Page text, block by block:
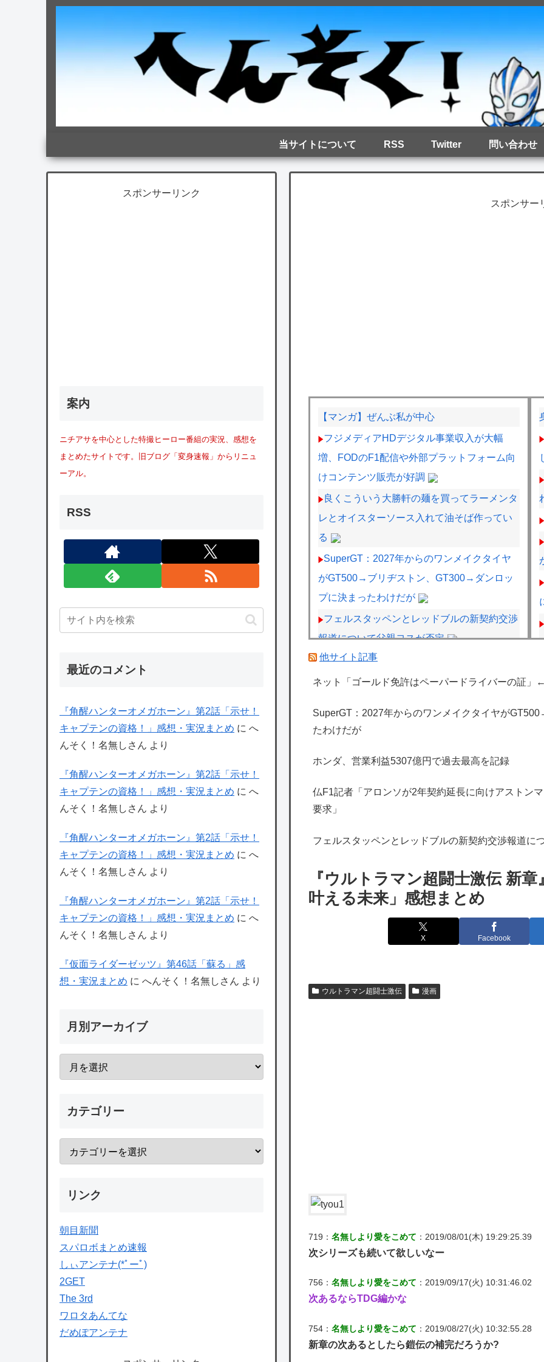
当サイトについて RSS Twitter 問い合わせ
スポンサー
【マンガ】ぜんぶ私が中心
フジメディアHDデジタル事業収入が大幅
増、FODのF1配信や外部プラットフォーム向
けコンテンツ販売が好調
良くこういう大勝軒の麺を買ってラーメンタ
レとオイスターソース入れて油そば作ってい
る
SuperGT：2027年からのワンメイクタイヤ
がGT500→ブリヂストン、GT300→ダンロッ
プに決まったわけだが
フェルスタッペンとレッドブルの新契約交渉
報道について父親ヨスが否定
【正論】X民「真の弱者男性は恋愛ゲームと
かアニメ見てない。本当の闇を見せるね」
【速報】ジャンポケ斎藤、求刑7年で逝く。
【画像】絵師「印刷会社にゴミみたい印刷さ
炎上
出たあの親日経営者に海外が大騒ぎ
の為替介入再びで海外が大騒ぎ
韓国人「実は日本経済を支えて生かしている
のは韓国人である理由がこちら…」→「日本
も感謝してるらしい…（ﾌﾞﾙﾌﾞﾙ」＝韓国の反
海外「日本よ、お前がナンバーワンだ」 熊
本地震直後の日本の対応のスピードに世界が
★【ワートリ】2周目も全員でやる隊と分担
別課題消化時は別として
他サイト記事
ネット「ゴールド免許はペーパードライバーの証」
SuperGT：2027年からのワンメイクタイヤが
たわけだが
ホンダ、営業利益5307億円で過去最高を記録
仏F1記者「アロンソが2年契約延長に向けアストン
要求」
フェルスタッペンとレッドブルの新契約交渉報道に
『ウルトラマン超闘士激伝 新
叶える未来」感想まとめ
X Facebook
ウルトラマン超闘士激伝 漫画
719： 名無しより愛をこめて ：2019/08/01(木) 19:29:25.39
次シリーズも続いて欲しいなー
756： 名無しより愛をこめて ：2019/09/17(火) 10:31:46.02
次あるならTDG編かな
754： 名無しより愛をこめて ：2019/08/27(火) 10:32:55.28
新章の次あるとしたら鎧伝の補完だろうか?
スポンサーリンク
案内
ニチアサを中心とした特撮ヒーロー番組の実況、感想を
まとめたサイトです。旧ブログ「変身速報」からリニュ
ーアル。
RSS
最近のコメント
『角醒ハンターオメガホーン』第2話「示せ！
キャプテンの資格！」感想・実況まとめ に へ
んそく！名無しさん より
『角醒ハンターオメガホーン』第2話「示せ！
キャプテンの資格！」感想・実況まとめ に へ
んそく！名無しさん より
『角醒ハンターオメガホーン』第2話「示せ！
キャプテンの資格！」感想・実況まとめ に へ
んそく！名無しさん より
『角醒ハンターオメガホーン』第2話「示せ！
キャプテンの資格！」感想・実況まとめ に へ
んそく！名無しさん より
『仮面ライダーゼッツ』第46話「蘇る」感
想・実況まとめ に へんそく！名無しさん より
月別アーカイブ
カテゴリー
リンク
朝目新聞
スパロボまとめ速報
しぃアンテナ(*ﾟーﾟ)
2GET
The 3rd
ワロタあんてな
だめぽアンテナ